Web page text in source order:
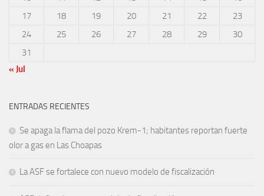
17
18 19 20 21 22
23
24
25 26 27 28 29
30
31
« Jul
ENTRADAS RECIENTES
Se apaga la flama del pozo Krem-1; habitantes reportan fuerte
olor a gas en Las Choapas
La ASF se fortalece con nuevo modelo de fiscalización